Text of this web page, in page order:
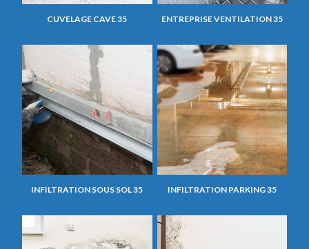
CUVELAGE CAVE 35 ENTREPRISE VENTILATION 35
INFILTRATION SOUS SOL 35 INFILTRATION PARKING 35